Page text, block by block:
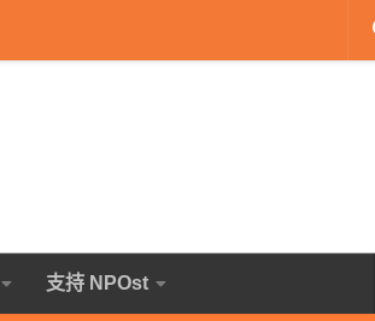
支持 NPOst